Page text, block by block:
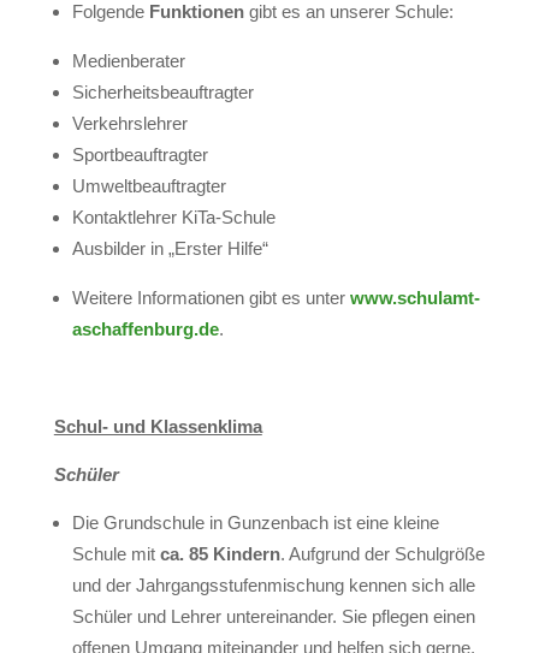
Folgende Funktionengibt es an unserer Schule:
Medienberater
Sicherheitsbeauftragter
Verkehrslehrer
Sportbeauftragter
Umweltbeauftragter
Kontaktlehrer KiTa-Schule
Ausbilder in „Erster Hilfe“
Weitere Informationen gibt es unter www.schulamt-
aschaffenburg.de.
Schul- und Klassenklima
Schüler
Die Grundschule in Gunzenbach ist eine kleine
Schule mit ca. 85 Kindern. Aufgrund der Schulgröße
und der Jahrgangsstufenmischung kennen sich alle
Schüler und Lehrer untereinander. Sie pflegen einen
offenen Umgang miteinander und helfen sich gerne.